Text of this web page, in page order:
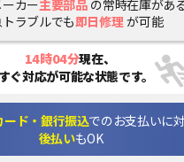
カー主要部品 の常時在庫があ
ラブルでも即日修理 が可能
14時04分現在、
ぐ対応が可能な状態です。
ード・銀行振込でのお支払いに対
後払いもOK